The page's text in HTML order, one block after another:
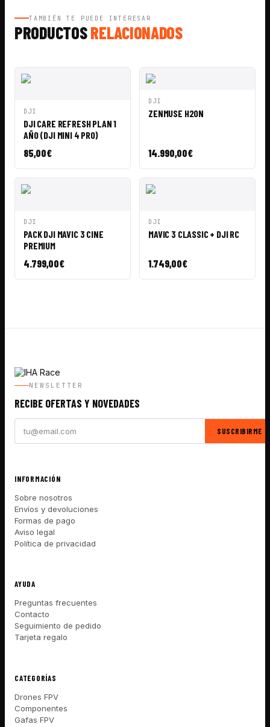
TAMBIÉN TE PUEDE INTERESAR
PRODUCTOSRELACIONADOS
VISTA
DJI
DJI CARE REFRESH PLAN 1
AÑO (DJI MINI 4 PRO)
85,00€
VISTA
DJI
ZENMUSE H20N
14.990,00€
VISTA
DJI
PACK DJI MAVIC 3 CINE
PREMIUM
4.799,00€
VISTA
DJI
MAVIC 3 CLASSIC + DJI RC
1.749,00€
NEWSLETTER
RECIBE OFERTAS Y NOVEDADES
SUSCRIBIRME
INFORMACIÓN
Sobre nosotros
Envíos y devoluciones
Formas de pago
Aviso legal
Política de privacidad
AYUDA
Preguntas frecuentes
Contacto
Seguimiento de pedido
Tarjeta regalo
CATEGORÍAS
Drones FPV
Componentes
Gafas FPV